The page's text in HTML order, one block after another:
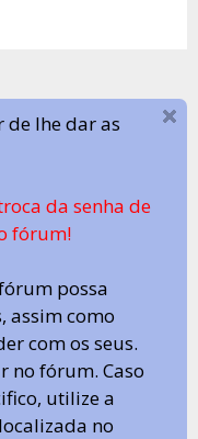
de lhe dar as
da senha de
fórum!
possa
assim como
com os seus.
no fórum. Caso
utilize a
no